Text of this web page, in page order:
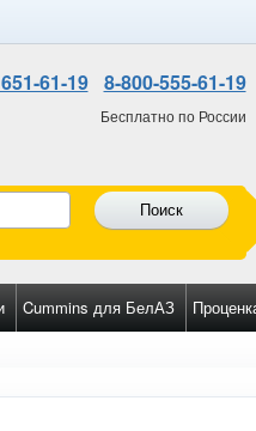
61-19 8-800-555-61-19
Бесплатно по России
Поиск
Cummins для БелАЗ